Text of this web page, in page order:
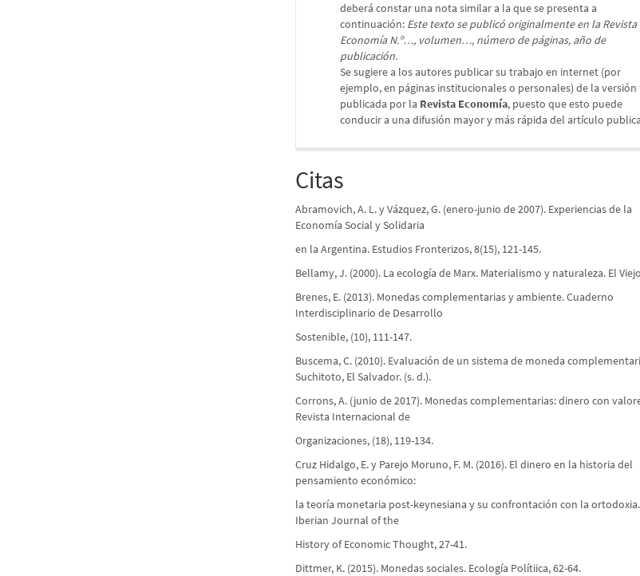
deberá constar una nota similar a la que se presenta a
continuación: Este texto se publicó originalmente en la Revista
Economía N.º…, volumen…, número de páginas, año de
publicación.
Se sugiere a los autores publicar su trabajo en internet (por
ejemplo, en páginas institucionales o personales) de la versión
publicada por la Revista Economía, puesto que esto puede
conducir a una difusión mayor y más rápida del artículo
Citas
Abramovich, A. L. y Vázquez, G. (enero-junio de 2007). Experiencias de la
Economía Social y Solidaria
en la Argentina. Estudios Fronterizos, 8(15), 121-145.
Bellamy, J. (2000). La ecología de Marx. Materialismo y naturaleza. El
Brenes, E. (2013). Monedas complementarias y ambiente. Cuaderno
Interdisciplinario de Desarrollo
Sostenible, (10), 111-147.
Buscema, C. (2010). Evaluación de un sistema de moneda
Suchitoto, El Salvador. (s. d.).
Corrons, A. (junio de 2017). Monedas complementarias: dinero con
Revista Internacional de
Organizaciones, (18), 119-134.
Cruz Hidalgo, E. y Parejo Moruno, F. M. (2016). El dinero en la historia del
pensamiento económico:
la teoría monetaria post-keynesiana y su confrontación con la ortodoxia.
Iberian Journal of the
History of Economic Thought, 27-41.
Dittmer, K. (2015). Monedas sociales. Ecología Polítiica, 62-64.